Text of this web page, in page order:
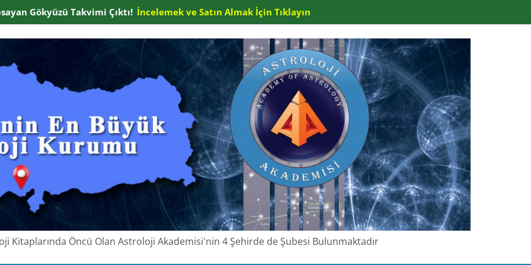
Kitaplarında Öncü Olan Astroloji Akademisi'nin 4 Şehirde de Şubesi Bulunmaktadır
Gökyüzü Takvimi Çıktı! İncelemek ve Satın Almak İçin Tıklayın